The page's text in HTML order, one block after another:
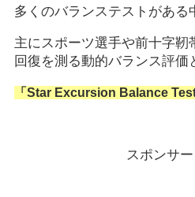
多くのバランステストがある
主にスポーツ選手や前十字靭
回復を測る動的バランス評価
「Star Excursion Balance Test
スポンサ